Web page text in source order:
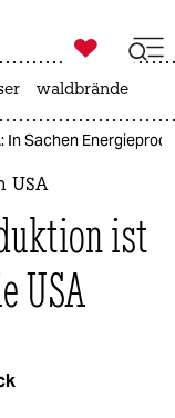

taz zahl ich
waldbrände
In Sachen
USA
ist
USA